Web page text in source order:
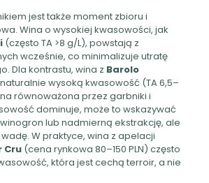
jest także moment zbioru i
Wina o wysokiej kwasowości, jak
(często TA >8 g/L), powstają z
wcześnie, co minimalizuje utratę
Dla kontrastu, wina z Barolo
wysoką kwasowość (TA 6,5–
równoważona przez garbniki i
dominuje, może to wskazywać
lub nadmierną ekstrakcję, ale
W praktyce, wina z apelacji
Cru(cena rynkowa 80–150 PLN) często
która jest cechą terroir, a nie